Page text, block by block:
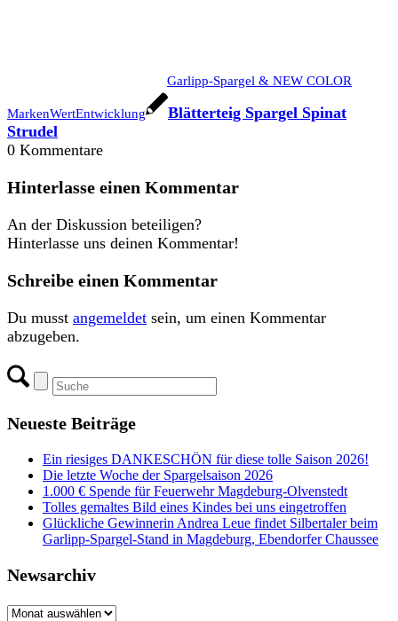
Garlipp-Spargel & NEW COLOR
MarkenWertEntwicklung
Blätterteig Spargel Spinat
Strudel
0 Kommentare
Hinterlasse einen Kommentar
An der Diskussion beteiligen?
Hinterlasse uns deinen Kommentar!
Schreibe einen Kommentar
Du musst angemeldet sein, um einen Kommentar
abzugeben.
Neueste Beiträge
Ein riesiges DANKESCHÖN für diese tolle Saison 2026!
Die letzte Woche der Spargelsaison 2026
1.000 € Spende für Feuerwehr Magdeburg-Olvenstedt
Tolles gemaltes Bild eines Kindes bei uns eingetroffen
Glückliche Gewinnerin Andrea Leue findet Silbertaler beim
Garlipp-Spargel-Stand in Magdeburg, Ebendorfer Chaussee
Newsarchiv
Newsarchiv